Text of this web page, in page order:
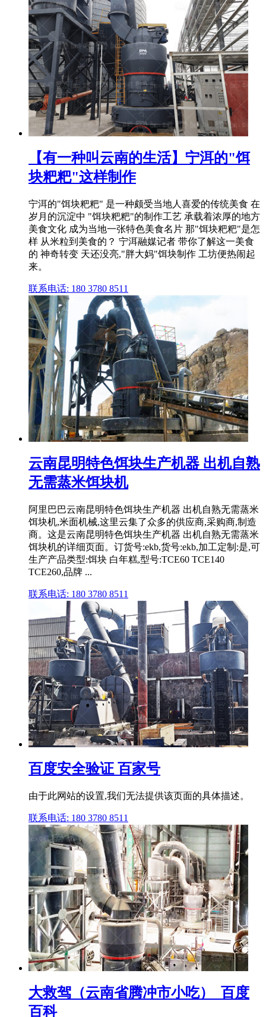
【有一种叫云南的生活】宁洱的"饵
块粑粑"这样制作
宁洱的"饵块粑粑" 是一种颇受当地人喜爱的传统美食 在
岁月的沉淀中 "饵块粑粑"的制作工艺 承载着浓厚的地方
美食文化 成为当地一张特色美食名片 那"饵块粑粑"是怎
样 从米粒到美食的？ 宁洱融媒记者 带你了解这一美食
的 神奇转变 天还没亮,"胖大妈"饵块制作 工坊便热闹起
来。
联系电话: 180 3780 8511
云南昆明特色饵块生产机器 出机自熟
无需蒸米饵块机
阿里巴巴云南昆明特色饵块生产机器 出机自熟无需蒸米
饵块机,米面机械,这里云集了众多的供应商,采购商,制造
商。这是云南昆明特色饵块生产机器 出机自熟无需蒸米
饵块机的详细页面。订货号:ekb,货号:ekb,加工定制:是,可
生产产品类型:饵块 白年糕,型号:TCE60 TCE140
TCE260,品牌 ...
联系电话: 180 3780 8511
百度安全验证 百家号
由于此网站的设置,我们无法提供该页面的具体描述。
联系电话: 180 3780 8511
大救驾（云南省腾冲市小吃）_百度
百科